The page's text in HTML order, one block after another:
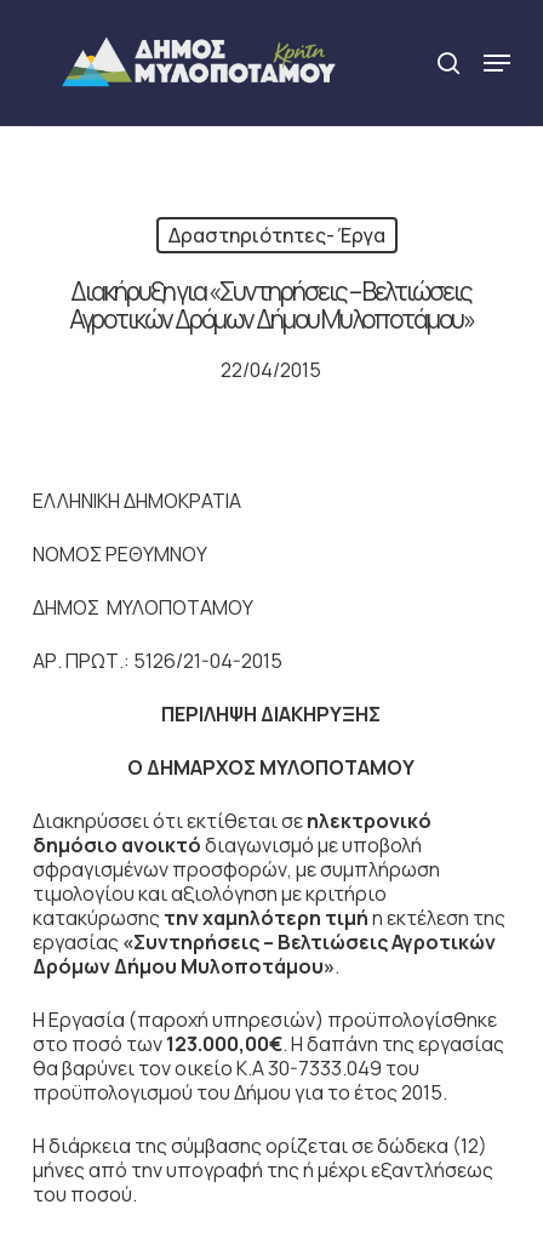
content
search
Menu
Δραστηριότητες- Έργα
Διακήρυξη για «Συντηρήσεις – Βελτιώσεις
Αγροτικών Δρόμων Δήμου Μυλοποτάμου»
22/04/2015
ΕΛΛΗΝΙΚΗ ΔΗΜΟΚΡΑΤΙΑ
ΝΟΜΟΣ ΡΕΘΥΜΝΟΥ
ΔΗΜΟΣ ΜΥΛΟΠΟΤΑΜΟΥ
ΑΡ. ΠΡΩΤ.: 5126/21-04-2015
ΠΕΡΙΛΗΨΗ ΔΙΑΚΗΡΥΞΗΣ
Ο ΔΗΜΑΡΧΟΣ ΜΥΛΟΠΟΤΑΜΟΥ
Διακηρύσσει ότι εκτίθεται σεηλεκτρονικό
δημόσιο ανοικτόδιαγωνισμό με υποβολή
σφραγισμένων προσφορών, με συμπλήρωση
τιμολογίου και αξιολόγηση με κριτήριο
κατακύρωσης την χαμηλότερη τιμήη εκτέλεση της
εργασίας «Συντηρήσεις – Βελτιώσεις Αγροτικών
Δρόμων Δήμου Μυλοποτάμου».
Η Εργασία (παροχή υπηρεσιών) προϋπολογίσθηκε
στο ποσό των123.000,00€. Η δαπάνη της εργασίας
θα βαρύνει τον οικείο Κ.Α 30-7333.049 του
προϋπολογισμού του Δήμου για το έτος 2015.
Η διάρκεια της σύμβασης ορίζεται σε δώδεκα (12)
μήνες από την υπογραφή της ή μέχρι εξαντλήσεως
του ποσού.
Close